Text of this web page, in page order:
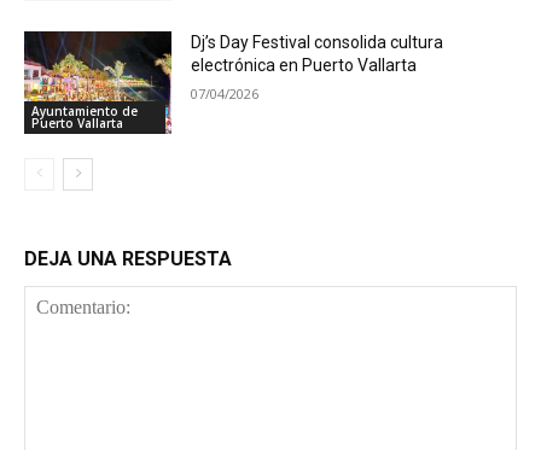
Ayuntamiento de
Puerto Vallarta
Dj’s Day Festival consolida cultura
electrónica en Puerto Vallarta
07/04/2026
DEJA UNA RESPUESTA